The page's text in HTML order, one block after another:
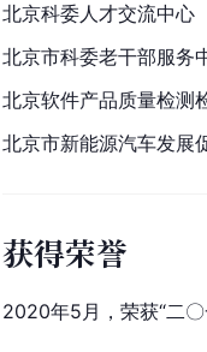
北京科委人才交流中心
北京市科委老干部服务
北京软件产品质量检测
北京市新能源汽车发展
获得荣誉
2020年5月，荣获“二